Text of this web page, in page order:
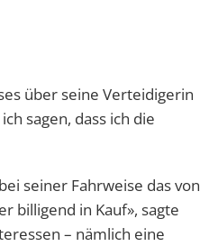
über seine Verteidigerin
sagen, dass ich die
seiner Fahrweise das von
billigend in Kauf», sagte
– nämlich eine